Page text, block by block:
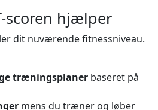
scoren hjælper
dit nuværende fitnessniveau.
træningsplaner baseret på
mens du træner og løber